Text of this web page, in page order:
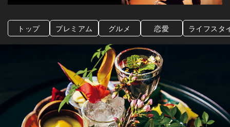
トップ プレミアム グルメ 恋愛 ライフスタ